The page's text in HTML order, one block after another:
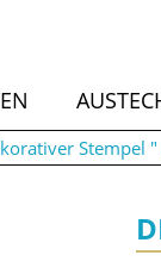
Stempel